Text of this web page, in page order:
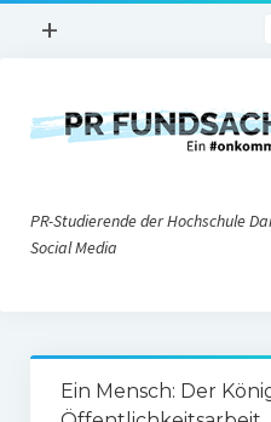
Menü
+
PR@h_da
Nonprofit-PR
Corporate Weblogs
PR-Studierende der Hochschule
Social Media
Über uns
Impressum
Ein Mensch: Der